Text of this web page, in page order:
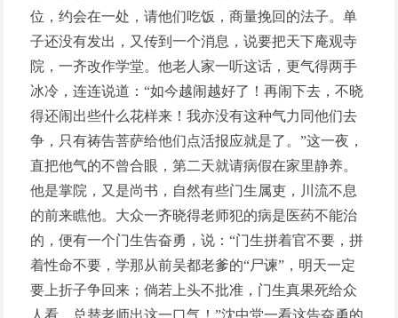
位，约会在一处，请他们吃饭，商量挽回的法子。单
子还没有发出，又传到一个消息，说要把天下庵观寺
院，一齐改作学堂。他老人家一听这话，更气得两手
冰冷，连连说道：“如今越闹越好了！再闹下去，不晓
得还闹出些什么花样来！我亦没有这种气力同他们去
争，只有祷告菩萨给他们点活报应就是了。”这一夜，
直把他气的不曾合眼，第二天就请病假在家里静养。
他是掌院，又是尚书，自然有些门生属吏，川流不息
的前来瞧他。大众一齐晓得老师犯的病是医药不能治
的，便有一个门生告奋勇，说：“门生拼着官不要，拼
着性命不要，学那从前吴都老爹的“尸谏”，明天一定
要上折子争回来；倘若上头不批准，门生真果死给众
人看，总替老师出这一口气！”沈中堂一看这告奋勇的